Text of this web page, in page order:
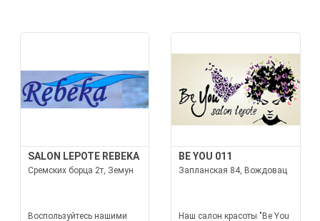
SALON LEPOTE REBEKA
Сремских борца 2т, Земун
Воспользуйтесь нашими
BE YOU 011
Запланская 84, Вождовац
Наш салон красоты "Be You